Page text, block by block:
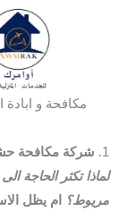
مكافحة و
1.
شركة مكافحة
لماذا تكثر الحاجة
مريوط؟
ام يظل